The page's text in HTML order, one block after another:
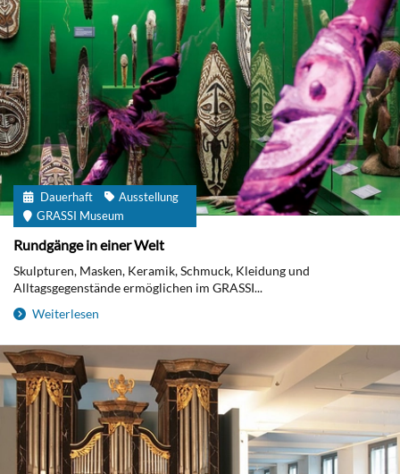
Dauerhaft
Ausstellung
GRASSI Museum
Rundgänge in einer Welt
Skulpturen, Masken, Keramik, Schmuck, Kleidung und
Alltagsgegenstände ermöglichen im GRASSI...
Weiterlesen